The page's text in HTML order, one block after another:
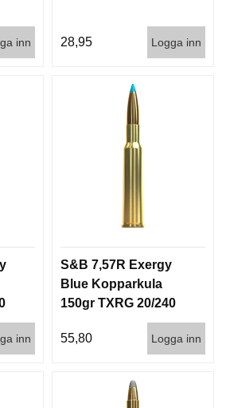
inn 28,95 Logga inn
inn
S&B 7,57R Exergy
Blue Kopparkula
150gr TXRG 20/240
55,80 Logga inn